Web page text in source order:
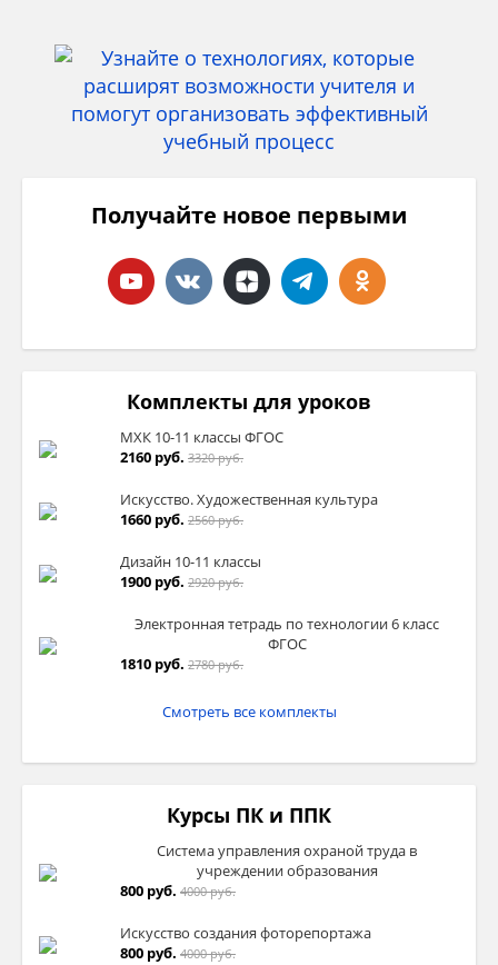
Получайте новое первыми
Комплекты для уроков
МХК 10-11 классы ФГОС
2160 руб. 3320 руб.
Искусство. Художественная культура
1660 руб. 2560 руб.
Дизайн 10-11 классы
1900 руб. 2920 руб.
Электронная тетрадь по технологии 6 класс
ФГОС
1810 руб. 2780 руб.
Смотреть все комплекты
Курсы ПК и ППК
Система управления охраной труда в
учреждении образования
800 руб. 4000 руб.
Искусство создания фоторепортажа
800 руб. 4000 руб.